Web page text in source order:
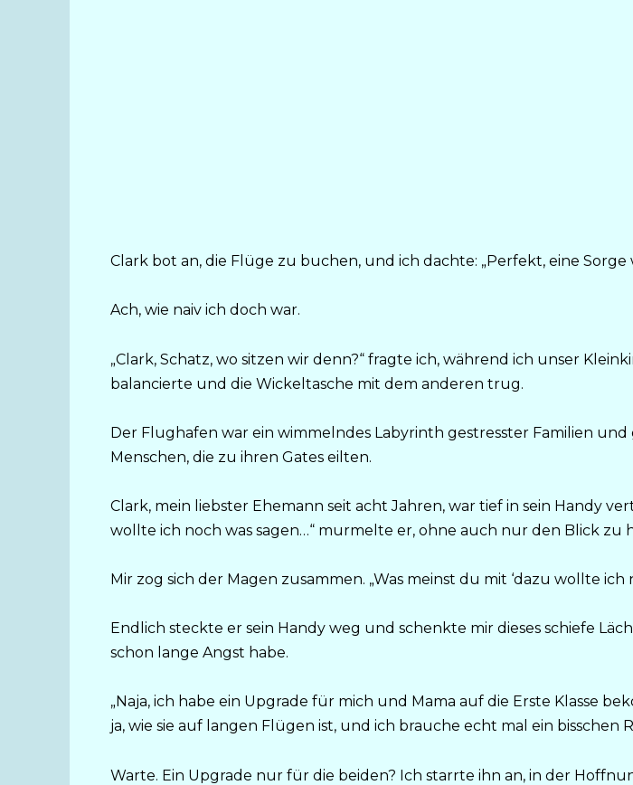
Clark bot an, die Flüge zu buchen, und ich dachte: „Perfekt, eine Sorge
Ach, wie naiv ich doch war.
„Clark, Schatz, wo sitzen wir denn?“ fragte ich, während ich unser
balancierte und die Wickeltasche mit dem anderen trug.
Der Flughafen war ein wimmelndes Labyrinth gestresster Familien und
Menschen, die zu ihren Gates eilten.
Clark, mein liebster Ehemann seit acht Jahren, war tief in sein Handy
wollte ich noch was sagen…“ murmelte er, ohne auch nur den Blick zu
Mir zog sich der Magen zusammen. „Was meinst du mit ‘dazu wollte ich
Endlich steckte er sein Handy weg und schenkte mir dieses schiefe
schon lange Angst habe.
„Naja, ich habe ein Upgrade für mich und Mama auf die Erste Klasse
ja, wie sie auf langen Flügen ist, und ich brauche echt mal ein bisschen
Warte. Ein Upgrade nur für die beiden? Ich starrte ihn an, in der